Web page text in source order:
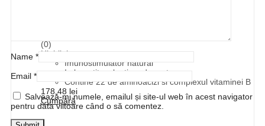
(0)
Highlights:
Imunostimulator natural
Imbogatit cu laptisor de matca
Contine 22 de aminoacizi si complexul vitaminei B
178,48 lei
Cumpără
Name *
Email *
Salvează-mi numele, emailul și site-ul web în acest navigator
pentru data viitoare când o să comentez.